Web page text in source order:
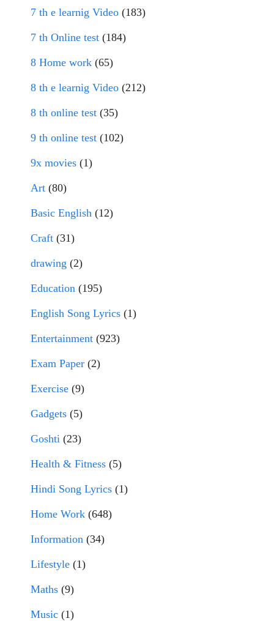
7 th e learnig Video (183)
7 th Online test (184)
8 Home work (65)
8 th e learnig Video (212)
8 th online test (35)
9 th online test (102)
9x movies (1)
Art (80)
Basic English (12)
Craft (31)
drawing (2)
Education (195)
English Song Lyrics (1)
Entertainment (923)
Exam Paper (2)
Exercise (9)
Gadgets (5)
Goshti (23)
Health & Fitness (5)
Hindi Song Lyrics (1)
Home Work (648)
Information (34)
Lifestyle (1)
Maths (9)
Music (1)